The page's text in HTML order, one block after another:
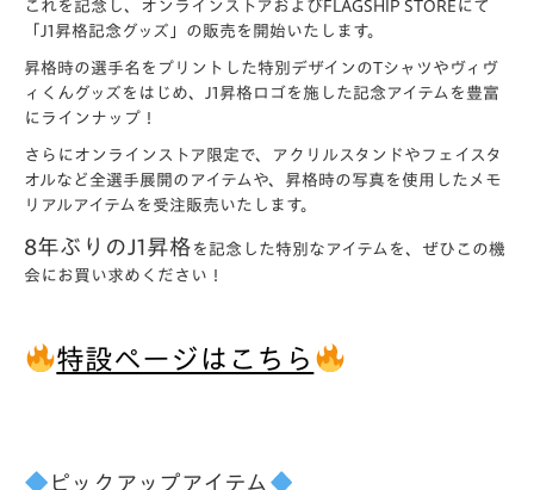
これを記念し、オンラインストアおよびFLAGSHIP STOREにて
「J1昇格記念グッズ」の販売を開始いたします。
昇格時の選手名をプリントした特別デザインのTシャツやヴィヴ
ィくんグッズをはじめ、J1昇格ロゴを施した記念アイテムを豊富
にラインナップ！
さらにオンラインストア限定で、アクリルスタンドやフェイスタ
オルなど全選手展開のアイテムや、昇格時の写真を使用したメモ
リアルアイテムを受注販売いたします。
8年ぶり のJ1昇格 を記念した特別なアイテムを、ぜひこの機
会にお買い求めください！
特設ページはこちら
ピックアップアイテム